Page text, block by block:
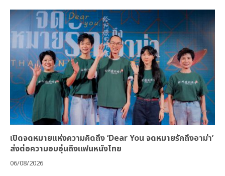
เปิดจดหมายแห่งความคิดถึง ‘Dear You จดหมายรักถึงอาม่า’
ส่งต่อความอบอุ่นถึงแฟนหนังไทย
06/08/2026